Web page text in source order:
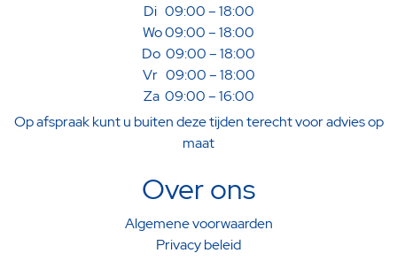
Di 09:00 – 18:00
Wo 09:00 – 18:00
Do 09:00 – 18:00
Vr 09:00 – 18:00
Za 09:00 – 16:00
Op afspraak kunt u buiten deze tijden terecht voor advies op
maat
Over ons
Algemene voorwaarden
Privacy beleid